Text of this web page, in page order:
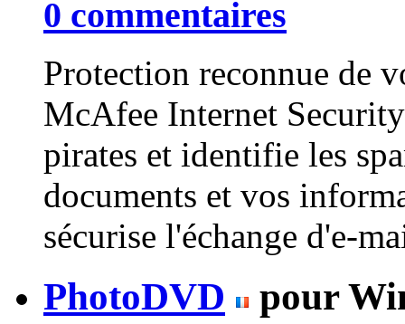
0 commentaires
Protection reconnue de
McAfee Internet
pirates et identifie les
documents et vos
sécurise l'échange d'e-
PhotoDVD
pour